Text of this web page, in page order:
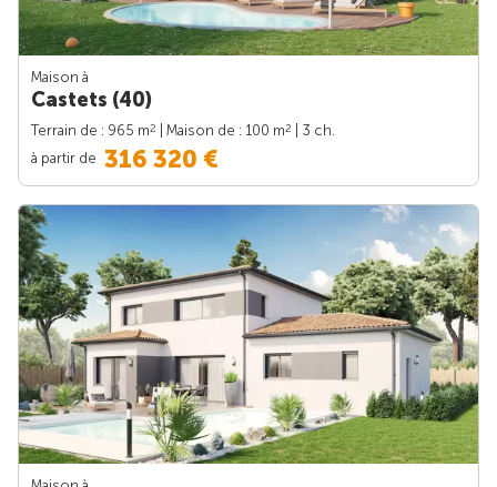
Maison à
Castets (40)
Terrain de : 965 m2 | Maison de : 100 m2
| 3 ch.
à partir de 316 320 €